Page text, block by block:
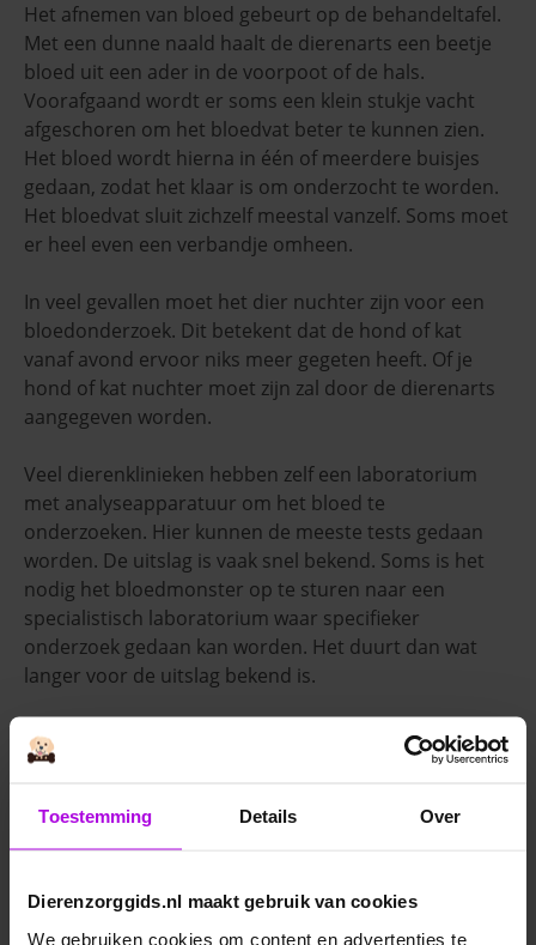
Toestemming Details Over
Dierenzorggids.nl maakt gebruik van cookies
We gebruiken cookies om content en advertenties te
Het afnemen van bloed gebeurt op de behandeltafel.
Met een dunne naald haalt de dierenarts een beetje
bloed uit een ader in de voorpoot of de hals.
Voorafgaand wordt er soms een klein stukje vacht
afgeschoren om het bloedvat beter te kunnen zien.
Het bloed wordt hierna in één of meerdere buisjes
gedaan, zodat het klaar is om onderzocht te worden.
Het bloedvat sluit zichzelf meestal vanzelf. Soms moet
er heel even een verbandje omheen.
In veel gevallen moet het dier nuchter zijn voor een
bloedonderzoek. Dit betekent dat de hond of kat
vanaf avond ervoor niks meer gegeten heeft. Of je
hond of kat nuchter moet zijn zal door de dierenarts
aangegeven worden.
Veel dierenklinieken hebben zelf een laboratorium
met analyseapparatuur om het bloed te
onderzoeken. Hier kunnen de meeste tests gedaan
worden. De uitslag is vaak snel bekend. Soms is het
nodig het bloedmonster op te sturen naar een
specialistisch laboratorium waar specifieker
onderzoek gedaan kan worden. Het duurt dan wat
langer voor de uitslag bekend is.